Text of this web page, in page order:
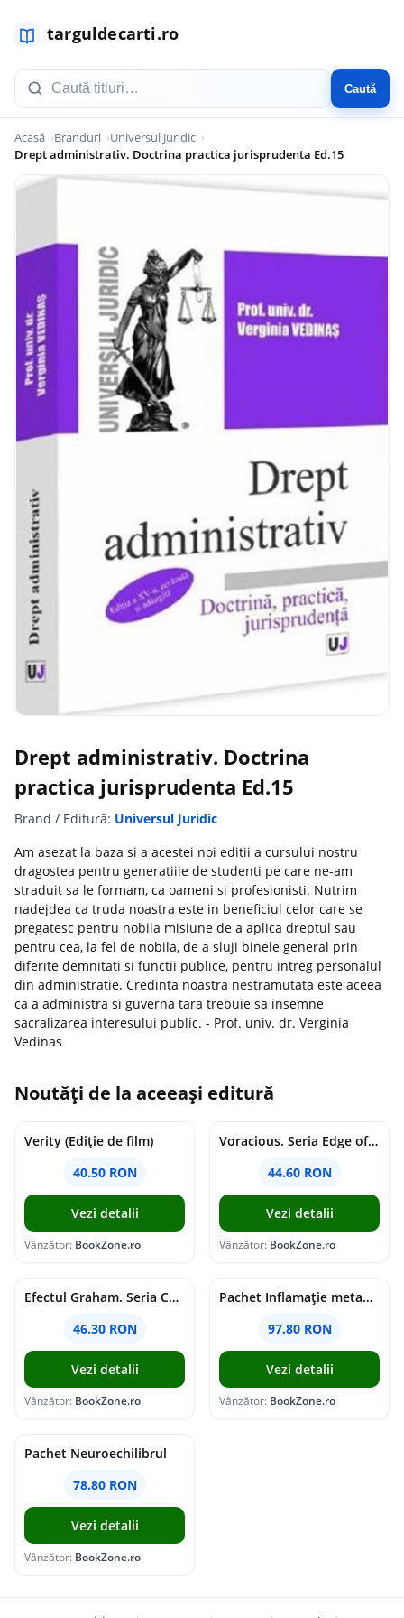
Caută
Acasă Branduri
Universul Juridic
Drept administrativ. Doctrina practica jurisprudenta Ed.15
Drept administrativ. Doctrina
practica jurisprudenta Ed.15
Brand / Editură: Universul Juridic
Am asezat la baza si a acestei noi editii a cursului nostru
dragostea pentru generatiile de studenti pe care ne-am
straduit sa le formam, ca oameni si profesionisti. Nutrim
nadejdea ca truda noastra este in beneficiul celor care se
pregatesc pentru nobila misiune de a aplica dreptul sau
pentru cea, la fel de nobila, de a sluji binele general prin
diferite demnitati si functii publice, pentru intreg personalul
din administratie. Credinta noastra nestramutata este aceea
ca a administra si guverna tara trebuie sa insemne
sacralizarea interesului public. - Prof. univ. dr. Verginia
Vedinas
Noutăți de la aceeași editură
Verity (Ediție de film)
40.50 RON
Vezi detalii
Vânzător: BookZone.ro
Voracious. Seria Edge of Darkness Vol.2
44.60 RON
Vezi detalii
Vânzător: BookZone.ro
Efectul Graham. Seria Campus Diaries Vol.1
46.30 RON
Vezi detalii
Vânzător: BookZone.ro
Pachet Inflamație metabolism și creier
97.80 RON
Vezi detalii
Vânzător: BookZone.ro
Pachet Neuroechilibrul
78.80 RON
Vezi detalii
Vânzător: BookZone.ro